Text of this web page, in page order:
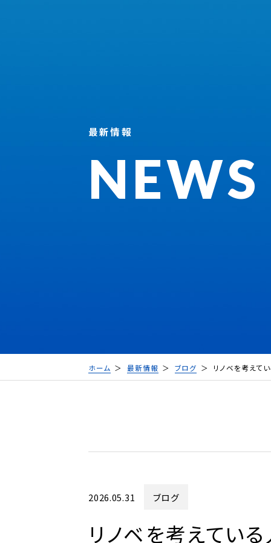
NEWS
最新情報
ホーム 最新情報 ブログ リノベを考えて
2026.05.31 ブログ
リノベを考えてい